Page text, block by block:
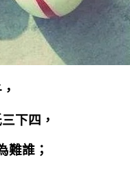
下四，
難誰；